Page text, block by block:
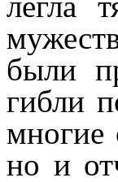
были
гибли
многие
но и